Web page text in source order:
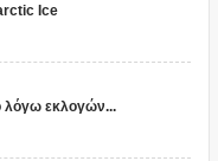
Ice
λόγω εκλογών...